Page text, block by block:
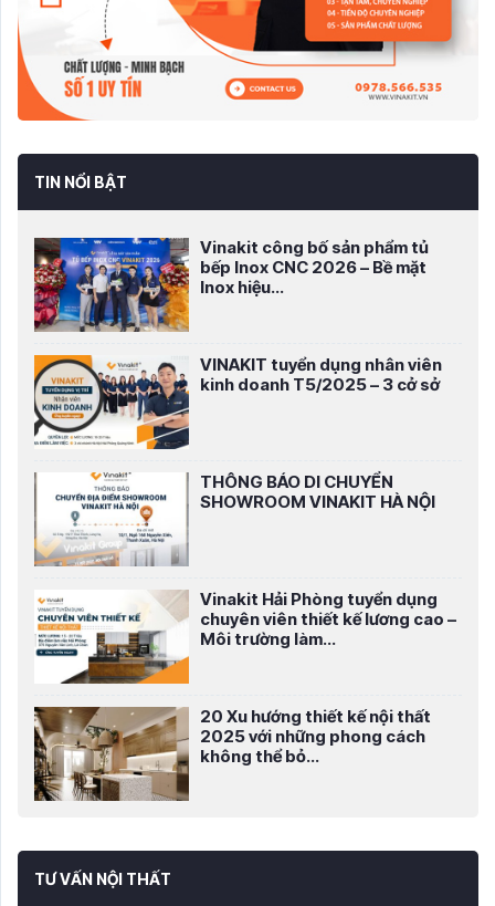
TIN NỔI BẬT
Vinakit công bố sản phẩm tủ
bếp Inox CNC 2026 – Bề mặt
Inox hiệu...
VINAKIT tuyển dụng nhân viên
kinh doanh T5/2025 – 3 cở sở
THÔNG BÁO DI CHUYỂN
SHOWROOM VINAKIT HÀ NỘI
Vinakit Hải Phòng tuyển dụng
chuyên viên thiết kế lương cao –
Môi trường làm...
20 Xu hướng thiết kế nội thất
2025 với những phong cách
không thể bỏ...
TƯ VẤN NỘI THẤT